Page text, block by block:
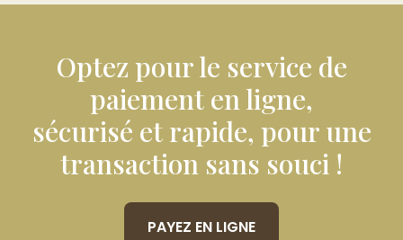
Optez pour le service de
paiement en ligne,
sécurisé et rapide, pour une
transaction sans souci !
PAYEZ EN LIGNE